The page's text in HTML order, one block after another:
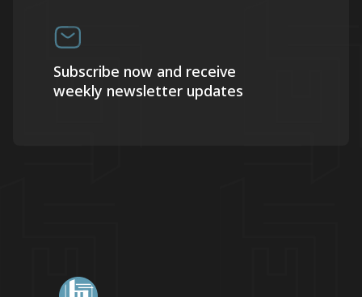
Subscribe now and receive
weekly newsletter updates